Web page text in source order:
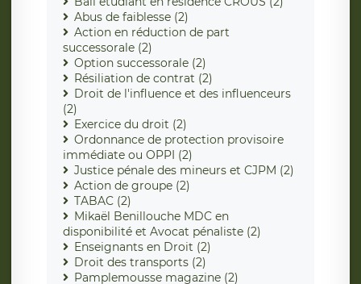
Abus de faiblesse (2)
Action en réduction de part
successorale (2)
Option successorale (2)
Résiliation de contrat (2)
Droit de l'influence et des influenceurs
(2)
Exercice du droit (2)
Ordonnance de protection provisoire
immédiate ou OPPI (2)
Justice pénale des mineurs et CJPM (2)
Action de groupe (2)
TABAC (2)
Mikaël Benillouche MDC en
disponibilité et Avocat pénaliste (2)
Enseignants en Droit (2)
Droit des transports (2)
Pamplemousse magazine (2)